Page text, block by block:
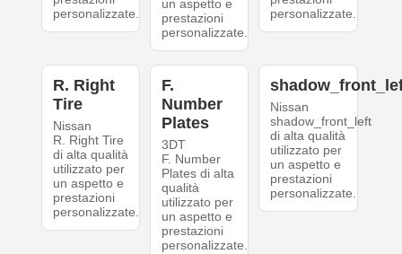
personalizzate.
un aspetto e
prestazioni
personalizzate.
personalizzate.
R. Right
Tire
Nissan
R. Right Tire
di alta qualità
utilizzato per
un aspetto e
prestazioni
personalizzate.
F.
Number
Plates
3DT
F. Number
Plates di alta
qualità
utilizzato per
un aspetto e
prestazioni
personalizzate.
Nissan
shadow_front_left
di alta qualità
utilizzato per
un aspetto e
prestazioni
personalizzate.